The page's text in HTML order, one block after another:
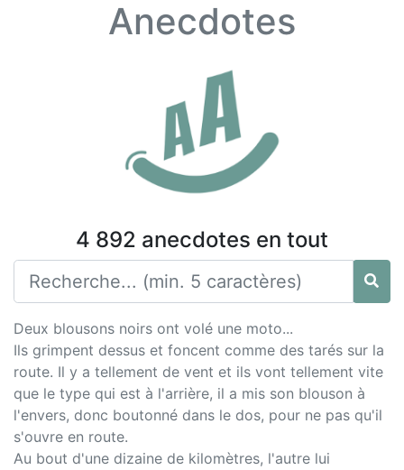
Anecdotes
4 892 anecdotes en tout
Deux blousons noirs ont volé une moto...
Ils grimpent dessus et foncent comme des tarés sur la
route. Il y a tellement de vent et ils vont tellement vite
que le type qui est à l'arrière, il a mis son blouson à
l'envers, donc boutonné dans le dos, pour ne pas qu'il
s'ouvre en route.
Au bout d'une dizaine de kilomètres, l'autre lui